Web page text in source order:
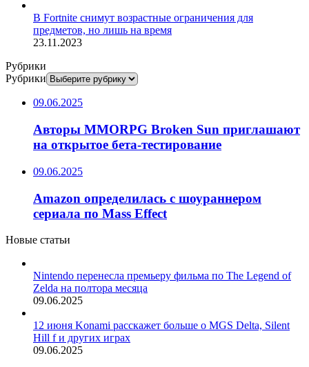
В Fortnite снимут возрастные ограничения для
предметов, но лишь на время
23.11.2023
Рубрики
Рубрики
09.06.2025
Авторы MMORPG Broken Sun приглашают
на открытое бета-тестирование
09.06.2025
Amazon определилась с шоураннером
сериала по Mass Effect
Новые статьи
Nintendo перенесла премьеру фильма по The Legend of
Zelda на полтора месяца
09.06.2025
12 июня Konami расскажет больше о MGS Delta, Silent
Hill f и других играх
09.06.2025